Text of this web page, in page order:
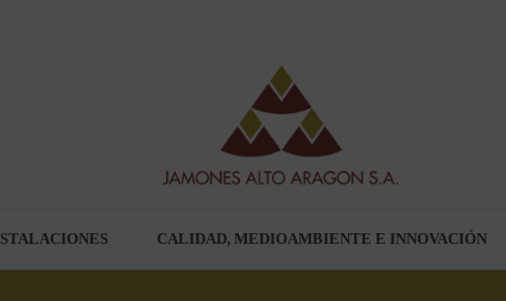
CALIDAD, MEDIOAMBIENTE E INNOVACIÓN